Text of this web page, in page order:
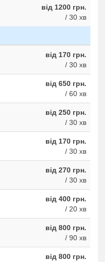
від 1200 грн.
/ 30 хв
від 170 грн.
/ 30 хв
від 650 грн.
/ 60 хв
від 250 грн.
/ 30 хв
від 170 грн.
/ 30 хв
від 270 грн.
/ 30 хв
від 400 грн.
/ 20 хв
від 800 грн.
/ 90 хв
від 800 грн.